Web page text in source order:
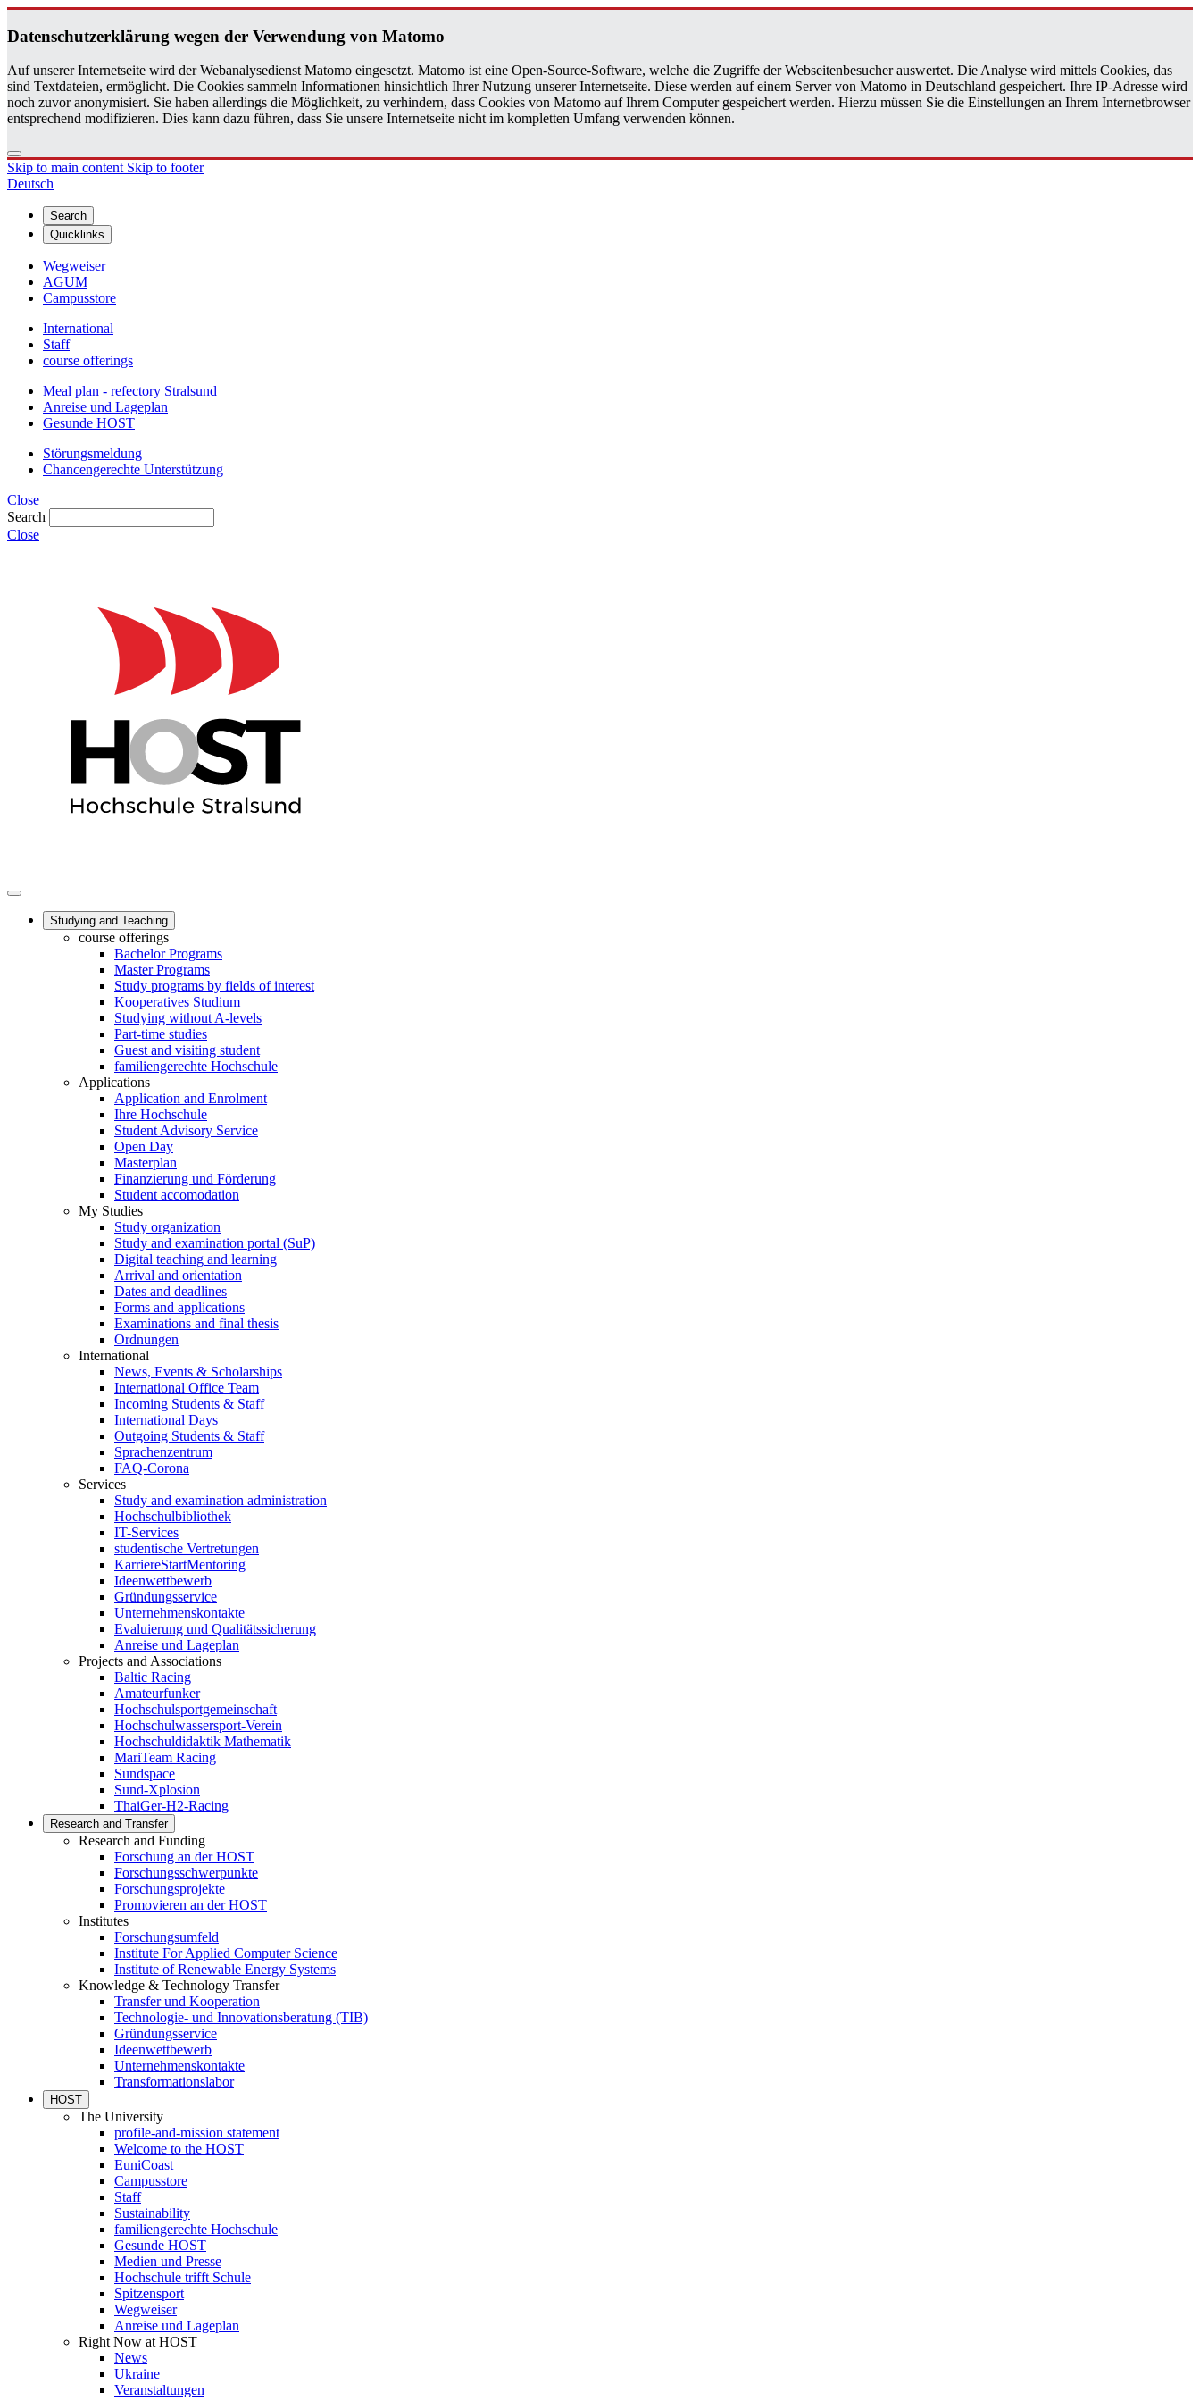
Daten­schutzerklärung wegen der Ver­wen­dung von Matomo
Auf unserer Internetseite wird der Webanalysedienst Matomo eingesetzt. Matomo ist eine Open-Source-Software, welche die Zugriffe der Webseitenbesucher auswertet. Die Analyse wird mittels Cookies, das
sind Textdateien, ermöglicht. Die Cookies sammeln Informationen hinsichtlich Ihrer Nutzung unserer Internetseite. Diese werden auf einem Server von Matomo in Deutschland gespeichert. Ihre IP-Adresse wird
noch zuvor anonymisiert. Sie haben allerdings die Möglichkeit, zu verhindern, dass Cookies von Matomo auf Ihrem Computer gespeichert werden. Hierzu müssen Sie die Einstellungen an Ihrem Internetbrowser
entsprechend modifizieren. Dies kann dazu führen, dass Sie unsere Internetseite nicht im kompletten Umfang verwenden können.
Skip to main content Skip to footer
Deutsch
Search
Quicklinks
Wegweiser
AGUM
Campusstore
International
Staff
course offerings
Meal plan - refectory Stralsund
Anreise und Lageplan
Gesunde HOST
Störungsmeldung
Chancengerechte Unterstützung
Close
Search
Close
Studying and Teaching
course offerings
Bachelor Programs
Master Programs
Study programs by fields of interest
Kooperatives Studium
Studying without A-levels
Part-time studies
Guest and visiting student
familiengerechte Hochschule
Applications
Application and Enrolment
Ihre Hochschule
Student Advisory Service
Open Day
Masterplan
Finanzierung und Förderung
Student accomodation
My Studies
Study organization
Study and examination portal (SuP)
Digital teaching and learning
Arrival and orientation
Dates and deadlines
Forms and applications
Examinations and final thesis
Ordnungen
International
News, Events & Scholarships
International Office Team
Incoming Students & Staff
International Days
Outgoing Students & Staff
Sprachenzentrum
FAQ-Corona
Services
Study and examination administration
Hochschulbibliothek
IT-Services
studentische Vertretungen
KarriereStartMentoring
Ideenwettbewerb
Gründungsservice
Unternehmenskontakte
Evaluierung und Qualitätssicherung
Anreise und Lageplan
Projects and Associations
Baltic Racing
Amateurfunker
Hochschulsportgemeinschaft
Hochschulwassersport-Verein
Hochschuldidaktik Mathematik
MariTeam Racing
Sundspace
Sund-Xplosion
ThaiGer-H2-Racing
Research and Transfer
Research and Funding
Forschung an der HOST
Forschungsschwerpunkte
Forschungsprojekte
Promovieren an der HOST
Institutes
Forschungsumfeld
Institute For Applied Computer Science
Institute of Renewable Energy Systems
Knowledge & Technology Transfer
Transfer und Kooperation
Technologie- und Innovationsberatung (TIB)
Gründungsservice
Ideenwettbewerb
Unternehmenskontakte
Transformationslabor
HOST
The University
profile-and-mission statement
Welcome to the HOST
EuniCoast
Campusstore
Staff
Sustainability
familiengerechte Hochschule
Gesunde HOST
Medien und Presse
Hochschule trifft Schule
Spitzensport
Wegweiser
Anreise und Lageplan
Right Now at HOST
News
Ukraine
Veranstaltungen